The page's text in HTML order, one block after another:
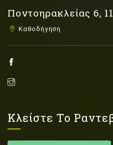
Ποντοηρακλείας 6,
Καθοδήγηση
Κλείστε Το